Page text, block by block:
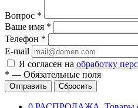
Вопрос *
Ваше имя *
Телефон *
E-mail
Я согласен на обработку
* — Обязательные поля
Отправить Сбросить